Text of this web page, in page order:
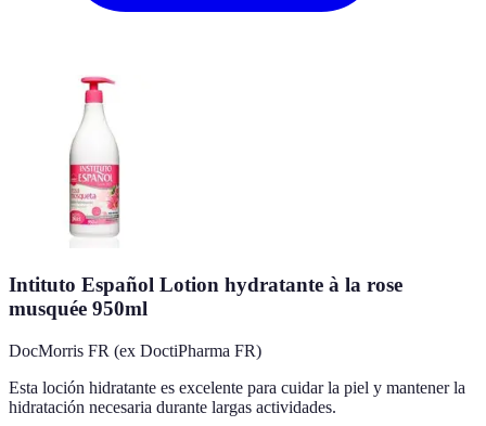
Intituto Español Lotion hydratante à la rose
musquée 950ml
DocMorris FR (ex DoctiPharma FR)
Esta loción hidratante es excelente para cuidar la piel y mantener la
hidratación necesaria durante largas actividades.